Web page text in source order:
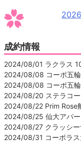
成約情報
2024/08/01 ラクラス
2024/08/08 コーポ五
2024/08/08 コーポ五
2024/08/20 ステラコ
2024/08/22 Prim Rose
2024/08/25 仙大アパー
2024/08/27 クラッシー
2024/08/31 コーポラス